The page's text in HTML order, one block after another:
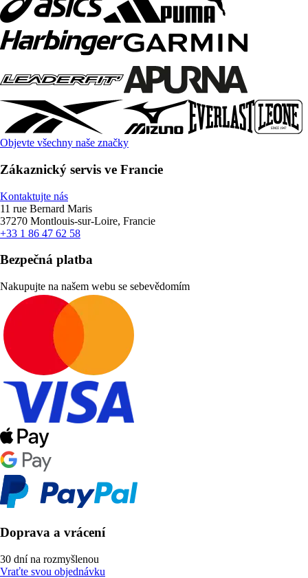
Objevte všechny naše značky
Zákaznický servis ve Francie
Kontaktujte nás
11 rue Bernard Maris
37270 Montlouis-sur-Loire, Francie
+33 1 86 47 62 58
Bezpečná platba
Nakupujte na našem webu se sebevědomím
Doprava a vrácení
30 dní na rozmyšlenou
Vraťte svou objednávku